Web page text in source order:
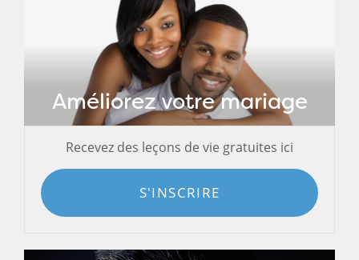
Améliorez votre mariage
Recevez des leçons de vie gratuites ici
S'INSCRIRE